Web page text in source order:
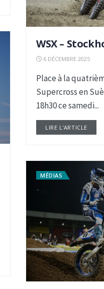
WSX –
6 DÉCEMBRE 2025
Place à la
Supercross en
18h30 ce samedi...
LIRE L'ARTICLE
MÉDIAS